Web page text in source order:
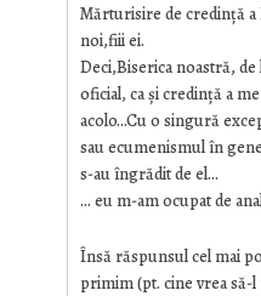
Mărturisire de credință
noi,fiii ei.
Deci,Biserica noastră,
oficial, ca și credință a
acolo…Cu o singură
sau ecumenismul în
s-au îngrădit de el…
… eu m-am ocupat de
Însă răspunsul cel mai
primim (pt. cine vrea să-